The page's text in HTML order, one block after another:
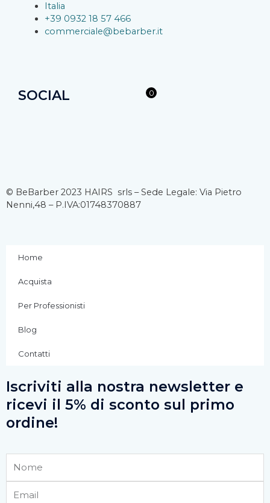
Italia
+39 0932 18 57 466
commerciale@bebarber.it
SOCIAL
c
e
b
o
o
k
-
f
s
r
m
u
0
© BeBarber 2023 HAIRS srls – Sede Legale: Via Pietro
Nenni,48 – P.IVA:01748370887
Home
Acquista
Per Professionisti
Blog
Contatti
Iscriviti alla nostra newsletter e
ricevi il 5% di sconto sul primo
ordine!